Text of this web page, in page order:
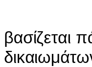
Η vέα
βασίζεται